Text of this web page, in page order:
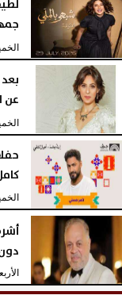
الخميس، 30
عن
الخميس، 30
الخميس،
الأربعاء،